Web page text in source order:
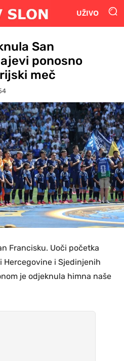
UŽIVO
San
ponosno
meč
Francisku. Uoči početka
Hercegovine i Sjedinjenih
je odjeknula himna naše